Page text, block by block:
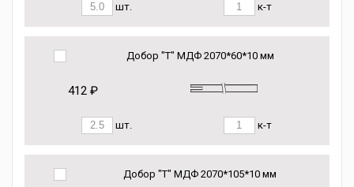
шт. к-т
Добор "Т" МДФ 2070*60*10 мм
412 ₽
шт. к-т
Добор "Т" МДФ 2070*105*10 мм